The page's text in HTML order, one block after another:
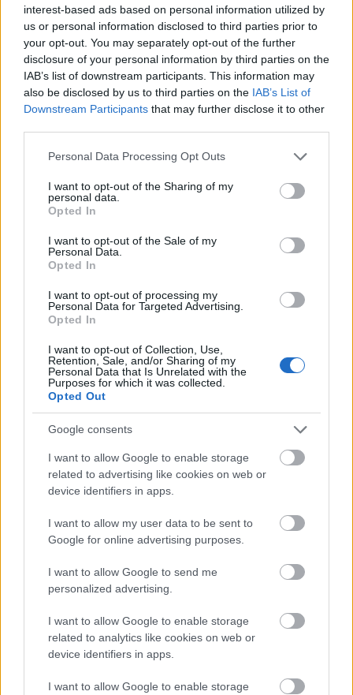
interest-based ads based on personal information utilized by
us or personal information disclosed to third parties prior to
your opt-out. You may separately opt-out of the further
disclosure of your personal information by third parties on the
IAB’s list of downstream participants. This information may
also be disclosed by us to third parties on the IAB’s List of
Downstream Participants that may further disclose it to other
Please note that this website/app uses one or more Google
not limited to your visit or usage behaviour. You may click to
grant or deny consent to Google and its third-party tags to
use your data for below specified purposes in below Google
consent section.
Personal Data Processing Opt Outs
I want to opt-out of the Sharing of my
personal data.
Opted In
I want to opt-out of the Sale of my
Personal Data.
Opted In
I want to opt-out of processing my
Personal Data for Targeted Advertising.
Opted In
I want to opt-out of Collection, Use,
Retention, Sale, and/or Sharing of my
Personal Data that Is Unrelated with the
Purposes for which it was collected.
Opted Out
Google consents
I want to allow Google to enable storage
related to advertising like cookies on web or
device identifiers in apps.
I want to allow my user data to be sent to
Google for online advertising purposes.
I want to allow Google to send me
personalized advertising.
I want to allow Google to enable storage
related to analytics like cookies on web or
device identifiers in apps.
I want to allow Google to enable storage